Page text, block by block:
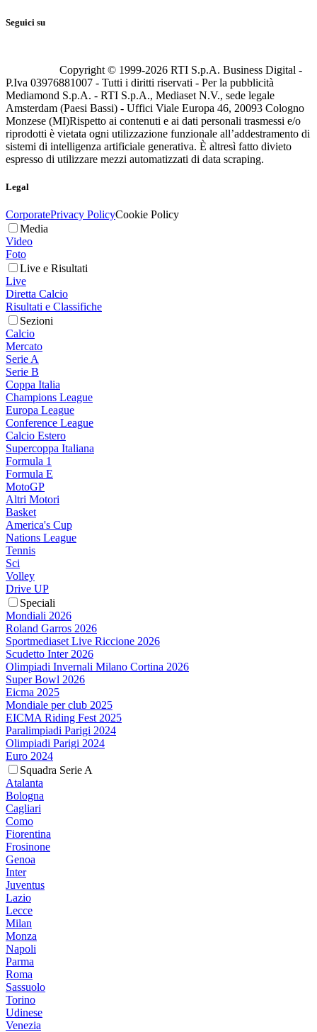
Seguici su
Copyright © 1999-2026 RTI S.p.A. Business Digital -
P.Iva 03976881007 - Tutti i diritti riservati - Per la pubblicità
Mediamond S.p.A. - RTI S.p.A., Mediaset N.V., sede legale
Amsterdam (Paesi Bassi) - Uffici Viale Europa 46, 20093 Cologno
Monzese (MI)Rispetto ai contenuti e ai dati personali trasmessi e/o
riprodotti è vietata ogni utilizzazione funzionale all’addestramento di
sistemi di intelligenza artificiale generativa. È altresì fatto divieto
espresso di utilizzare mezzi automatizzati di data scraping.
Legal
CorporatePrivacy PolicyCookie Policy
Media
Video
Foto
Live e Risultati
Live
Diretta Calcio
Risultati e Classifiche
Sezioni
Calcio
Mercato
Serie A
Serie B
Coppa Italia
Champions League
Europa League
Conference League
Calcio Estero
Supercoppa Italiana
Formula 1
Formula E
MotoGP
Altri Motori
Basket
America's Cup
Nations League
Tennis
Sci
Volley
Drive UP
Speciali
Mondiali 2026
Roland Garros 2026
Sportmediaset Live Riccione 2026
Scudetto Inter 2026
Olimpiadi Invernali Milano Cortina 2026
Super Bowl 2026
Eicma 2025
Mondiale per club 2025
EICMA Riding Fest 2025
Paralimpiadi Parigi 2024
Olimpiadi Parigi 2024
Euro 2024
Squadra Serie A
Atalanta
Bologna
Cagliari
Como
Fiorentina
Frosinone
Genoa
Inter
Juventus
Lazio
Lecce
Milan
Monza
Napoli
Parma
Roma
Sassuolo
Torino
Udinese
Venezia